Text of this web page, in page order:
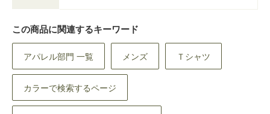
この商品に関連するキーワード
アパレル部門 一覧 メンズ Ｔシャツ
カラーで検索するページ